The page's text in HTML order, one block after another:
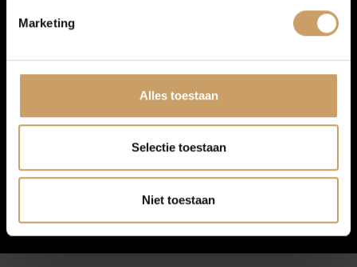
Marketing
Alles toestaan
Selectie toestaan
Niet toestaan
Afleverpakketten